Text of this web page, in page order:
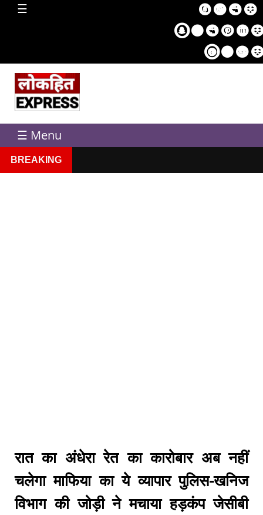
☰
home
☰ Menu
BREAKING
रात का अंधेरा रेत का कारोबार अब नहीं
चलेगा माफिया का ये व्यापार पुलिस-खनिज
विभाग की जोड़ी ने मचाया हड़कंप जेसीबी